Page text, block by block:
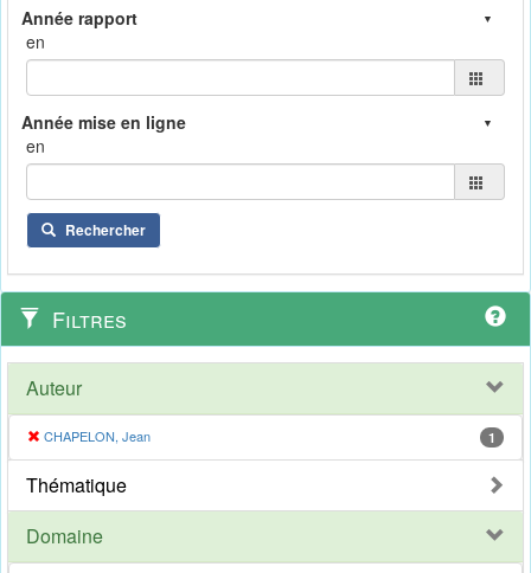
en
en
Rechercher
Filtres
Auteur
CHAPELON, Jean 1
Thématique
Domaine